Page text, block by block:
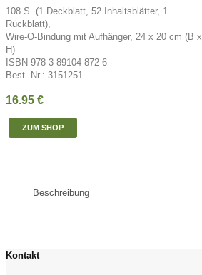
108 S. (1 Deckblatt, 52 Inhaltsblätter, 1
Rückblatt),
Wire-O-Bindung mit Aufhänger, 24 x 20 cm (B x
H)
ISBN 978-3-89104-872-6
Best.-Nr.: 3151251
16.95 €
ZUM SHOP
Beschreibung
Kontakt